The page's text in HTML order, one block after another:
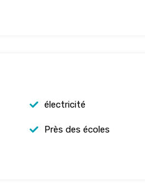
électricité
Près des écoles